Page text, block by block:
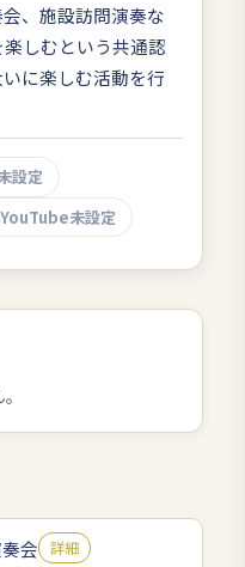
、施設訪問演奏な
しむという共通認
に楽しむ活動を行
設定
YouTube未設定
会 詳細